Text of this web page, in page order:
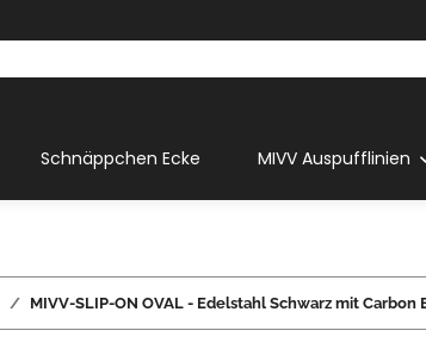
Schnäppchen Ecke MIVV Auspufflinien
MIVV-SLIP-ON OVAL - Edelstahl Schwarz mit Carbon